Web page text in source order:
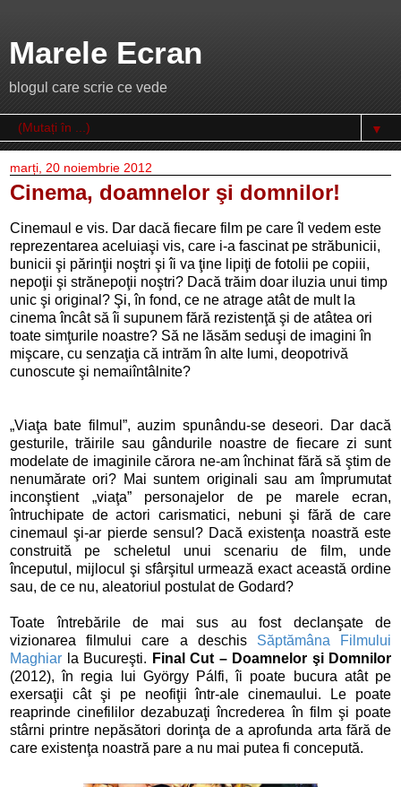
Marele Ecran
blogul care scrie ce vede
▼
marți, 20 noiembrie 2012
Cinema, doamnelor şi domnilor!
Cinemaul e vis. Dar dacă fiecare film pe care îl vedem este
reprezentarea aceluiaşi vis, care i-a fascinat pe străbunicii,
bunicii şi părinţii noştri şi îi va ţine lipiţi de fotolii pe copiii,
nepoţii şi strănepoţii noştri? Dacă trăim doar iluzia unui timp
unic şi original? Şi, în fond, ce ne atrage atât de mult la
cinema încât să îi supunem fără rezistenţă şi de atâtea ori
toate simţurile noastre? Să ne lăsăm seduşi de imagini în
mişcare, cu senzaţia că intrăm în alte lumi, deopotrivă
cunoscute şi nemaiîntâlnite?
„Viaţa bate filmul”, auzim spunându-se deseori. Dar dacă
gesturile, trăirile sau gândurile noastre de fiecare zi sunt
modelate de imaginile cărora ne-am închinat fără să ştim de
nenumărate ori? Mai suntem originali sau am împrumutat
inconştient „viaţa” personajelor de pe marele ecran,
întruchipate de actori carismatici, nebuni şi fără de care
cinemaul şi-ar pierde sensul? Dacă existenţa noastră este
construită pe scheletul unui scenariu de film, unde
începutul, mijlocul şi sfârşitul urmează exact această ordine
sau, de ce nu, aleatoriul postulat de Godard?
Toate întrebările de mai sus au fost declanşate de
vizionarea filmului care a deschis Săptămâna Filmului
Maghiar la Bucureşti. Final Cut – Doamnelor şi Domnilor
(2012), în regia lui György Pálfi, îi poate bucura atât pe
exersaţii cât şi pe neofiţii într-ale cinemaului. Le poate
reaprinde cinefililor dezabuzaţi încrederea în film şi poate
stârni printre nepăsători dorinţa de a aprofunda arta fără de
care existenţa noastră pare a nu mai putea fi concepută.